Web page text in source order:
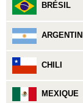
BRÉSIL
CHILI
MEXIQUE